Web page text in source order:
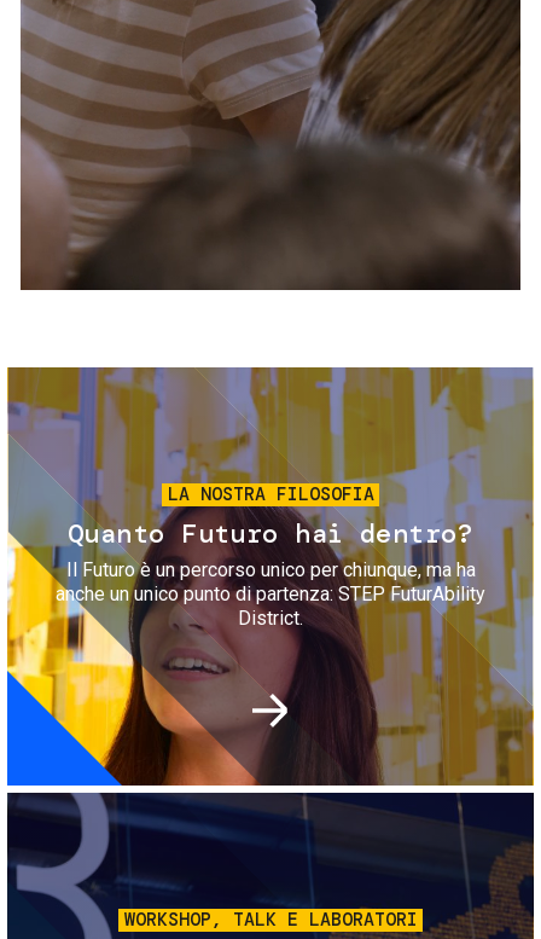
Servizi e accessibilità
Contatti
FAQ
Biglietti
Immagine
LA NOSTRA FILOSOFIA
Quanto Futuro hai dentro?
Il Futuro è un percorso unico per chiunque, ma ha
anche un unico punto di partenza: STEP FuturAbility
District.
Immagine
WORKSHOP, TALK E LABORATORI